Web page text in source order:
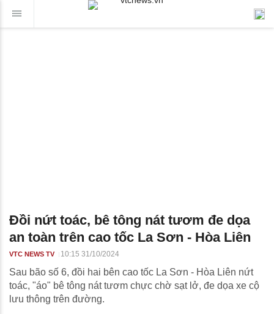
Đồi nứt toác, bê tông nát tươm đe dọa
an toàn trên cao tốc La Sơn - Hòa Liên
VTC NEWS TV 10:15 31/10/2024
Sau bão số 6, đồi hai bên cao tốc La Sơn - Hòa Liên nứt
toác, "áo" bê tông nát tươm chực chờ sạt lở, đe dọa xe cộ
lưu thông trên đường.